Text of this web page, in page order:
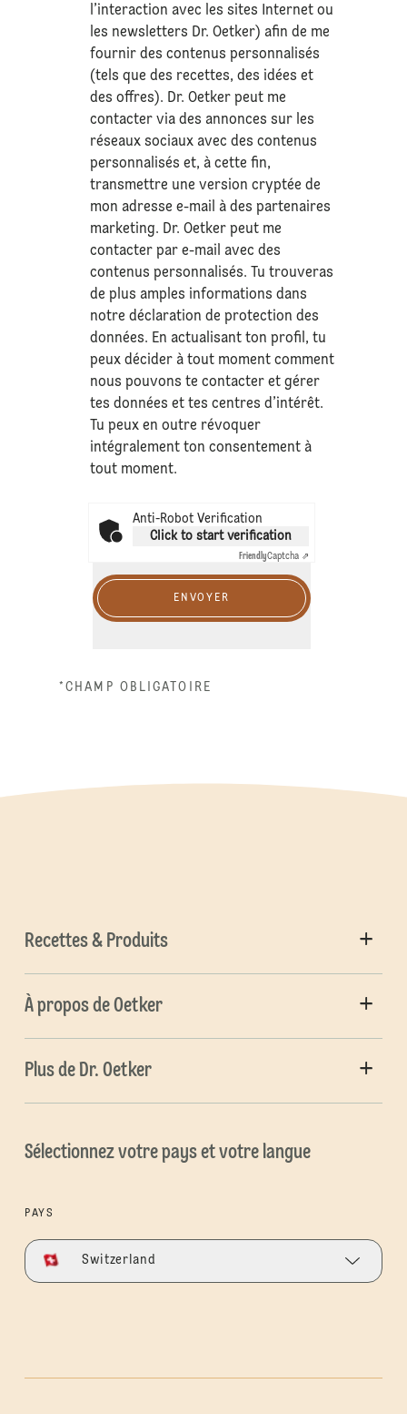
l’interaction avec les sites Internet ou
les newsletters Dr. Oetker) afin de me
fournir des contenus personnalisés
(tels que des recettes, des idées et
des offres). Dr. Oetker peut me
contacter via des annonces sur les
réseaux sociaux avec des contenus
personnalisés et, à cette fin,
transmettre une version cryptée de
mon adresse e-mail à des partenaires
marketing. Dr. Oetker peut me
contacter par e-mail avec des
contenus personnalisés. Tu trouveras
de plus amples informations dans
notre déclaration deprotection des
données. En actualisant ton profil, tu
peux décider à tout moment comment
nous pouvons te contacter et gérer
tes données et tes centres d’intérêt.
Tu peux en outre révoquer
intégralement ton consentement à
tout moment.
Anti-Robot Verification
Click to start verification
FriendlyCaptcha ⇗
ENVOYER
*CHAMP OBLIGATOIRE
Recettes & Produits
À propos de Oetker
Plus de Dr. Oetker
Sélectionnez votre pays et votre langue
PAYS
Switzerland